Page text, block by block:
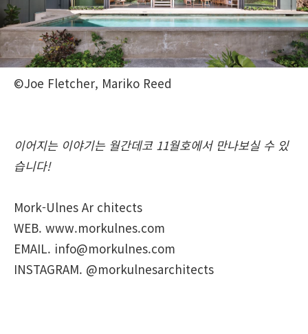
©Joe Fletcher, Mariko Reed
이어지는 이야기는 월간데코 11월호에서 만나보실 수 있
습니다!
Mork-Ulnes Ar chitects
WEB. www.morkulnes.com
EMAIL. info@morkulnes.com
INSTAGRAM. @morkulnesarchitects